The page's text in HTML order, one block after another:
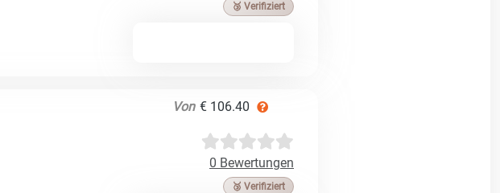
🥉 Verifiziert
Von € 106.40
0 Bewertungen
🥉 Verifiziert